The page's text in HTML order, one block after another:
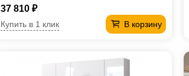
37 810 ₽
В корзину
Купить в 1 клик